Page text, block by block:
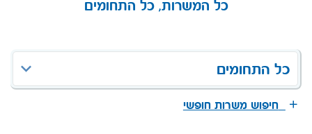
כל המשרות, כל התחומים
כל התחומים
חיפוש משרות חופשי